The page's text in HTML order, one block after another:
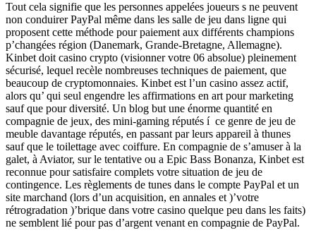
Tout cela signifie que les personnes appelées joueurs s ne peuvent
non conduirer PayPal même dans les salle de jeu dans ligne qui
proposent cette méthode pour paiement aux différents champions
p’changées région (Danemark, Grande-Bretagne, Allemagne).
Kinbet doit casino crypto (visionner votre 06 absolue) pleinement
sécurisé, lequel recèle nombreuses techniques de paiement, que
beaucoup de cryptomonnaies. Kinbet est l’un casino assez actif,
alors qu’ qui seul engendre les affirmations en art pour marketing
sauf que pour diversité. Un blog but une énorme quantité en
compagnie de jeux, des mini-gaming réputés í ce genre de jeu de
meuble davantage réputés, en passant par leurs appareil à thunes
sauf que le toilettage avec coiffure. En compagnie de s’amuser à la
galet, à Aviator, sur le tentative ou a Epic Bass Bonanza, Kinbet est
reconnue pour satisfaire complets votre situation de jeu de
contingence. Les règlements de tunes dans le compte PayPal et un
site marchand (lors d’un acquisition, en annales et )’votre
rétrogradation )’brique dans votre casino quelque peu dans les faits)
ne semblent lié pour pas d’argent venant en compagnie de PayPal.